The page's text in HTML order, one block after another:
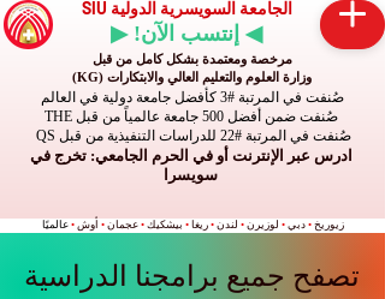
الجامعة السويسرية الدولية SIU
◀ إنتسب الآن! ▶
مرخصة ومعتمدة بشكل كامل من قبل
وزارة العلوم والتعليم العالي والابتكارات (KG)
صُنفت في المرتبة #3 كأفضل جامعة دولية في العالم
صُنفت ضمن أفضل 500 جامعة عالمياً من قبل THE
صُنفت في المرتبة #22 للدراسات التنفيذية من قبل QS
ادرس عبر الإنترنت أو في الحرم الجامعي: تخرج في
سويسرا
زيوريخ • دبي • لوزيرن • لندن • ريغا • بيشكيك • عجمان • أوش • عالميًا
تصفح جميع برامجنا الدراسية